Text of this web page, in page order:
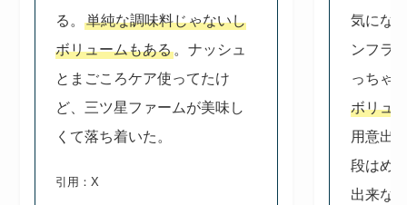
る。単純な調味料じゃないし
ボリュームもある
。ナッシュ
とまごころケア使ってたけ
ど、三ツ星ファームが美味し
くて落ち着いた。
引用：X
気にな
ンフラ
っちゃ
ボリュ
用意出
段はめ
出来な